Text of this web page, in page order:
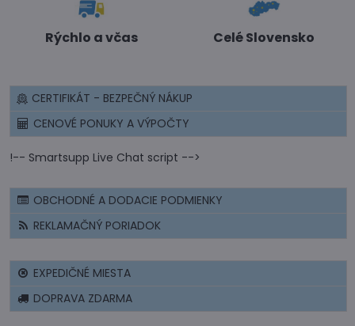
Rýchlo a včas Celé Slovensko
CERTIFIKÁT - BEZPEČNÝ NÁKUP
CENOVÉ PONUKY A VÝPOČTY
!-- Smartsupp Live Chat script -->
OBCHODNÉ A DODACIE PODMIENKY
REKLAMAČNÝ PORIADOK
EXPEDIČNÉ MIESTA
DOPRAVA ZDARMA